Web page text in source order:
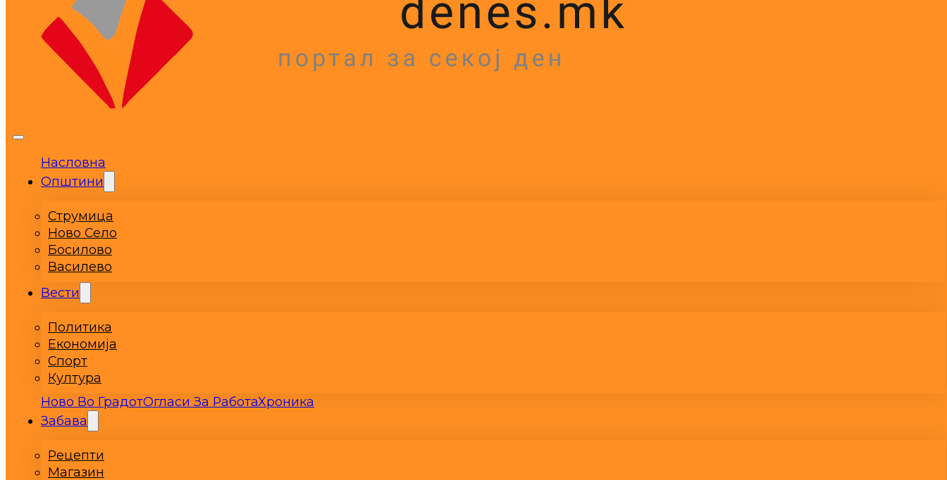
Насловна
Општини
Струмица
Ново Село
Босилово
Василево
Вести
Политика
Економија
Спорт
Култура
Ново Во ГрадотОгласи За РаботаХроника
Забава
Рецепти
Магазин